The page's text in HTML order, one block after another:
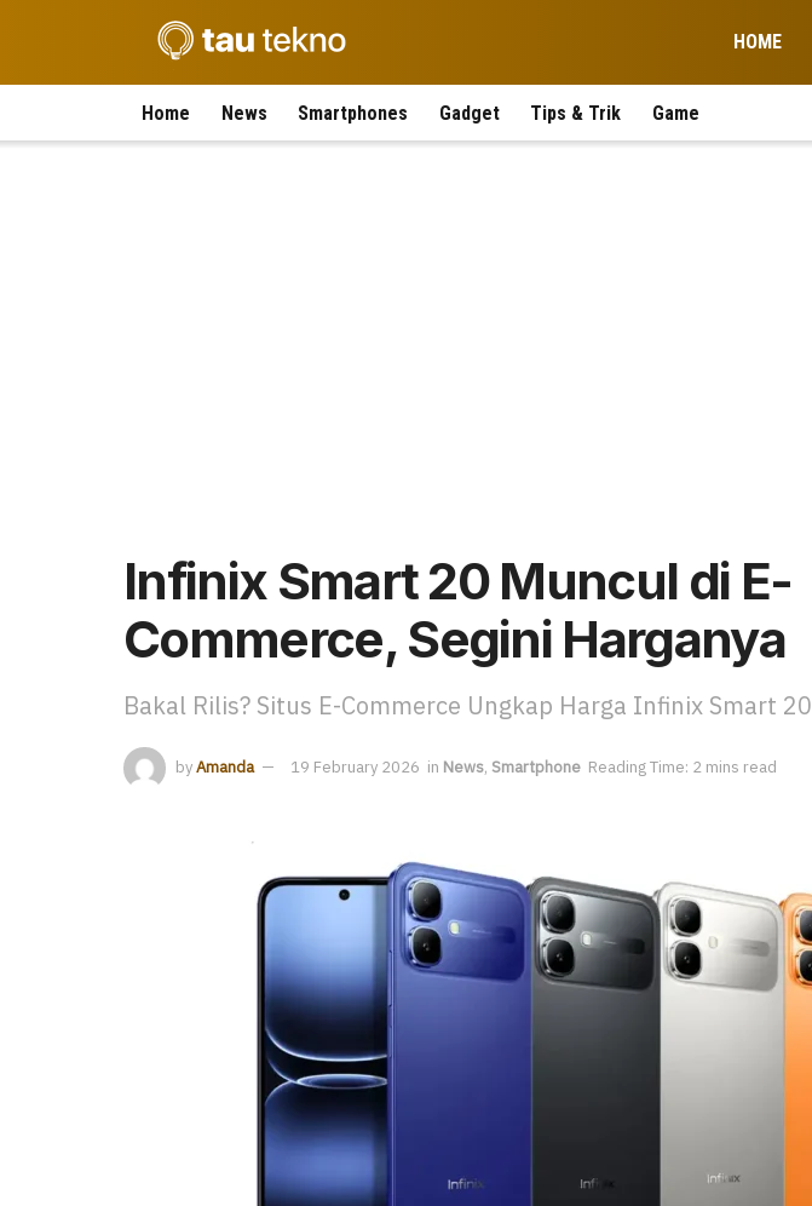
HOME
Home News Smartphones Gadget Tips & Trik Game
Infinix Smart 20 Muncul di E-
Commerce, Segini Harganya
Bakal Rilis? Situs E-Commerce Ungkap Harga Infinix Smart 20
byAmanda 19 February 2026 in News, Smartphone Reading Time: 2 mins read